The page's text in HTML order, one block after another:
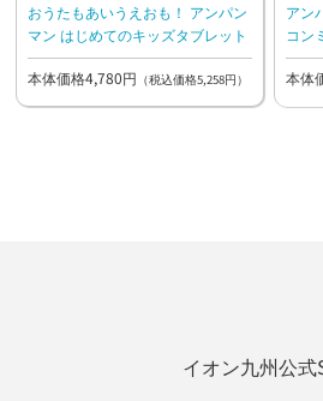
おうたもあいうえおも！ アンパン
マン はじめてのキッズタブレット
本体価格4,780円 （税込価格5,258円）
アン
コン
本体
イオン九州公式